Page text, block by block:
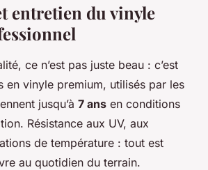
entretien du vinyle
ce n’est pas juste beau : c’est
en vinyle premium, utilisés par les
jusqu’à 7 ans en conditions
Résistance aux UV, aux
de température : tout est
au quotidien du terrain.